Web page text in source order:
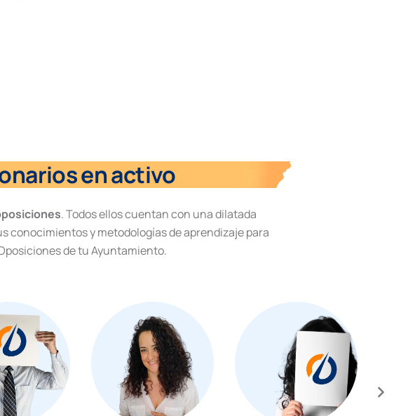
en activo
. Todos ellos cuentan con una dilatada
conocimientos y metodologías de aprendizaje para
de tu Ayuntamiento.